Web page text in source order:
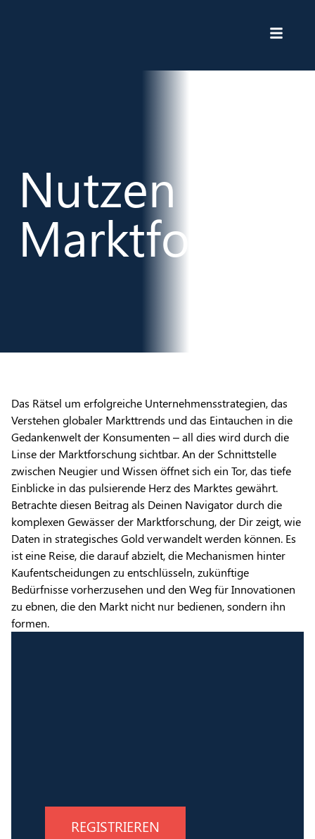
Nutzen von
Das Rätsel um erfolgreiche Unternehmensstrategien, das
Verstehen globaler Markttrends und das Eintauchen in die
Gedankenwelt der Konsumenten – all dies wird durch die
Linse der Marktforschung sichtbar. An der Schnittstelle
zwischen Neugier und Wissen öffnet sich ein Tor, das tiefe
Einblicke in das pulsierende Herz des Marktes gewährt.
Betrachte diesen Beitrag als Deinen Navigator durch die
komplexen Gewässer der Marktforschung, der Dir zeigt, wie
Daten in strategisches Gold verwandelt werden können. Es
ist eine Reise, die darauf abzielt, die Mechanismen hinter
Kaufentscheidungen zu entschlüsseln, zukünftige
Bedürfnisse vorherzusehen und den Weg für Innovationen
zu ebnen, die den Markt nicht nur bedienen, sondern ihn
formen.
REGISTRIEREN